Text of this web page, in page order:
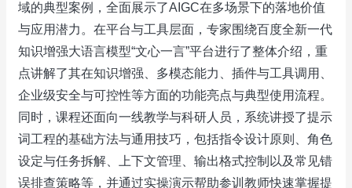
域的典型案例，全面展示了AIGC在多场景下的落地价值
与应用潜力。在平台与工具层面，专家围绕百度全新一代
知识增强大语言模型“文心一言”平台进行了整体介绍，重
点讲解了其在知识增强、多模态能力、插件与工具调用、
企业级安全与可控性等方面的功能亮点与典型使用流程。
同时，课程还面向一线教学与科研人员，系统讲授了提示
词工程的基础方法与通用技巧，包括指令设计原则、角色
设定与任务拆解、上下文管理、输出格式控制以及常见错
误排查策略等，并通过实操演示帮助参训教师快速掌握提